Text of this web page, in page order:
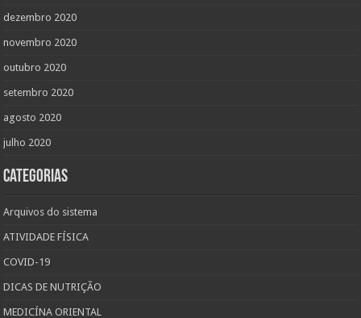
dezembro 2020
novembro 2020
outubro 2020
setembro 2020
agosto 2020
julho 2020
Categorias
Arquivos do sistema
ATIVIDADE FÍSICA
COVID-19
DICAS DE NUTRIÇÃO
MEDICÍNA ORIENTAL